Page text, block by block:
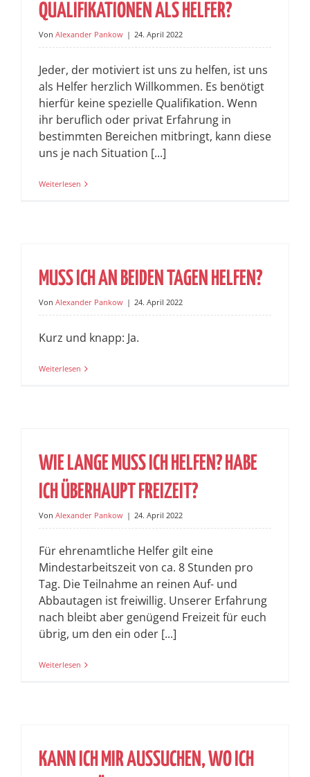
QUALIFIKATIONEN ALS HELFER?
Von Alexander Pankow | 24. April 2022
Jeder, der motiviert ist uns zu helfen, ist uns
als Helfer herzlich Willkommen. Es benötigt
hierfür keine spezielle Qualifikation. Wenn
ihr beruflich oder privat Erfahrung in
bestimmten Bereichen mitbringt, kann diese
uns je nach Situation [...]
Weiterlesen
MUSS ICH AN BEIDEN TAGEN HELFEN?
Von Alexander Pankow | 24. April 2022
Kurz und knapp: Ja.
Weiterlesen
WIE LANGE MUSS ICH HELFEN? HABE
ICH ÜBERHAUPT FREIZEIT?
Von Alexander Pankow | 24. April 2022
Für ehrenamtliche Helfer gilt eine
Mindestarbeitszeit von ca. 8 Stunden pro
Tag. Die Teilnahme an reinen Auf- und
Abbautagen ist freiwillig. Unserer Erfahrung
nach bleibt aber genügend Freizeit für euch
übrig, um den ein oder [...]
Weiterlesen
KANN ICH MIR AUSSUCHEN, WO ICH